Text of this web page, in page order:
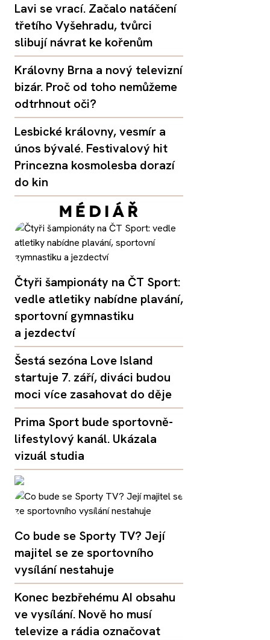
Lavi se vrací. Začalo natáčení
třetího Vyšehradu, tvůrci
slibují návrat ke kořenům
Královny Brna a nový televizní
bizár. Proč od toho nemůžeme
odtrhnout oči?
Lesbické královny, vesmír a
únos bývalé. Festivalový hit
Princezna kosmolesba dorazí
do kin
Čtyři šampionáty na ČT Sport:
vedle atletiky nabídne plavání,
sportovní gymnastiku
a jezdectví
Šestá sezóna Love Island
startuje 7. září, diváci budou
moci více zasahovat do děje
Prima Sport bude sportovně-
lifestylový kanál. Ukázala
vizuál studia
Co bude se Sporty TV? Její
majitel se ze sportovního
vysílání nestahuje
Konec bezbřehému AI obsahu
ve vysílání. Nově ho musí
televize a rádia označovat